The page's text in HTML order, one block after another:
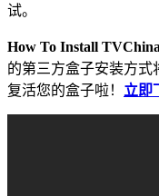
试。
How To Install
的第三方盒子安装方式
复活您的盒子啦！ 立即